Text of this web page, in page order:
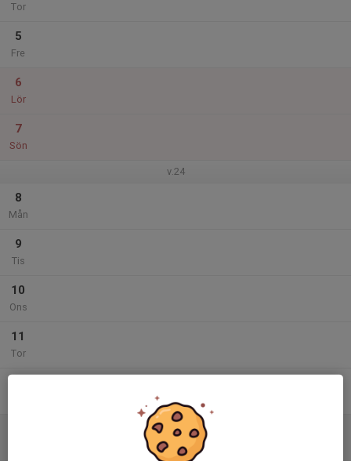
Tor
5
Fre
6
Lör
7
Sön
v.24
8
Mån
9
Tis
10
Ons
11
Tor